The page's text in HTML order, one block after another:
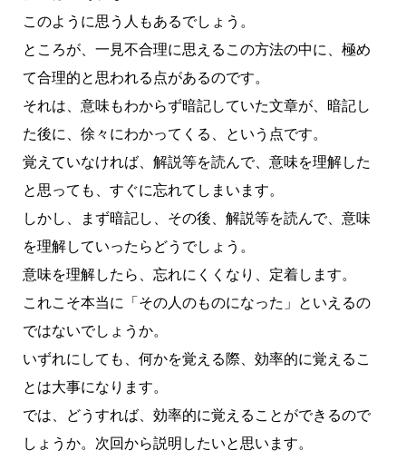
このように思う人もあるでしょう。
ところが、一見不合理に思えるこの方法の中に、極め
て合理的と思われる点があるのです。
それは、意味もわからず暗記していた文章が、暗記し
た後に、徐々にわかってくる、という点です。
覚えていなければ、解説等を読んで、意味を理解した
と思っても、すぐに忘れてしまいます。
しかし、まず暗記し、その後、解説等を読んで、意味
を理解していったらどうでしょう。
意味を理解したら、忘れにくくなり、定着します。
これこそ本当に「その人のものになった」といえるの
ではないでしょうか。
いずれにしても、何かを覚える際、効率的に覚えるこ
とは大事になります。
では、どうすれば、効率的に覚えることができるので
しょうか。次回から説明したいと思います。